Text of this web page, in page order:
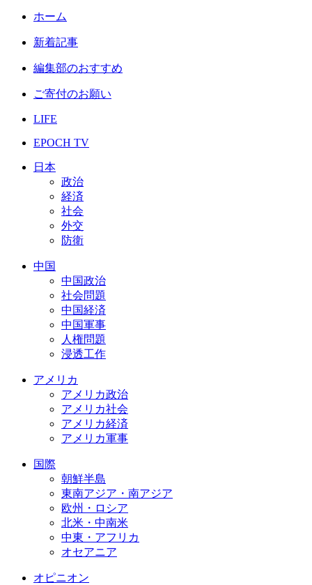
ホーム
新着記事
編集部のおすすめ
ご寄付のお願い
LIFE
EPOCH TV
日本
政治
経済
社会
外交
防衛
中国
中国政治
社会問題
中国経済
中国軍事
人権問題
浸透工作
アメリカ
アメリカ政治
アメリカ社会
アメリカ経済
アメリカ軍事
国際
朝鮮半島
東南アジア・南アジア
欧州・ロシア
北米・中南米
中東・アフリカ
オセアニア
オピニオン